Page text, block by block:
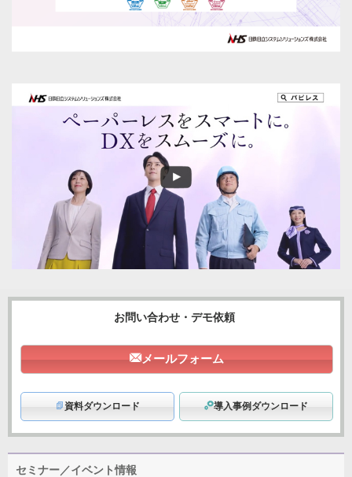
お問い合わせ・デモ依頼
メールフォーム
資料ダウンロード 導入事例ダウンロード
セミナー／イベント情報